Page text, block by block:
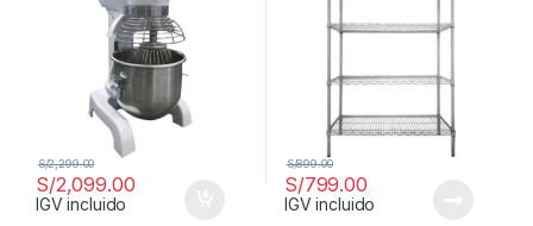
S/2,099.00
S/2,299.00
IGV incluido
S/799.00
S/899.00
IGV incluido